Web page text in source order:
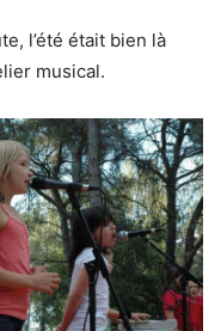
l’été était bien là
musical.